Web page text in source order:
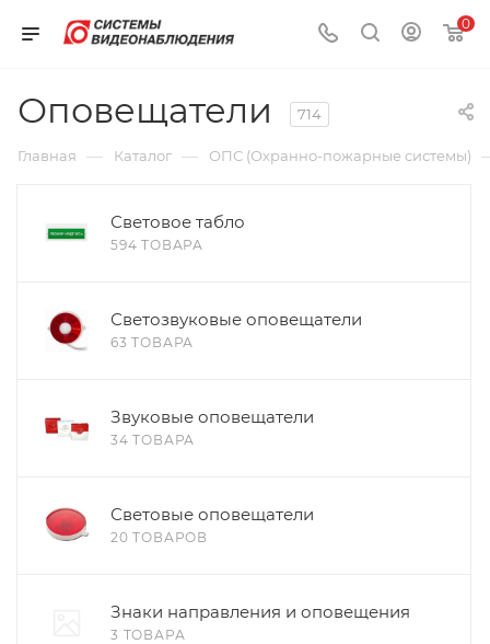
0
Оповещатели 714
Главная — Каталог — ОПС (Охранно-пожарные системы)
Световое табло
594 ТОВАРА
Светозвуковые оповещатели
63 ТОВАРА
Звуковые оповещатели
34 ТОВАРА
Световые оповещатели
20 ТОВАРОВ
Знаки направления и оповещения
3 ТОВАРА